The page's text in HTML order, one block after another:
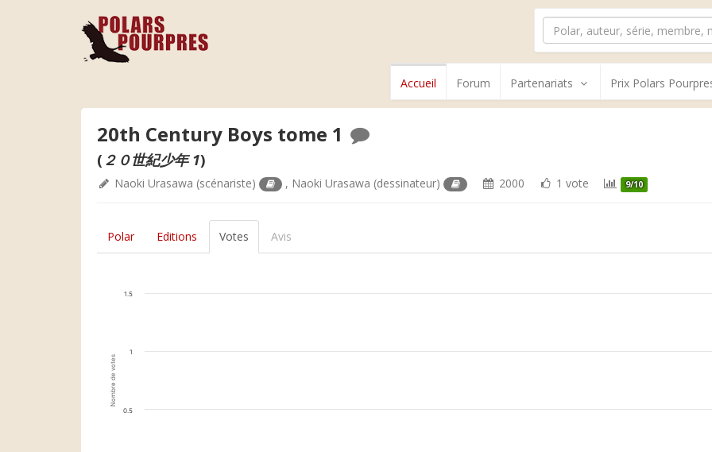
Accueil Forum Partenariats Prix Polars
20th Century Boys tome 1
( ２０世紀少年 1)
Naoki Urasawa (scénariste) , Naoki Urasawa (dessinateur) 2000 1 vote 9/10
Polar Editions Votes Avis
Nombre de votes
0.5
1
1.5